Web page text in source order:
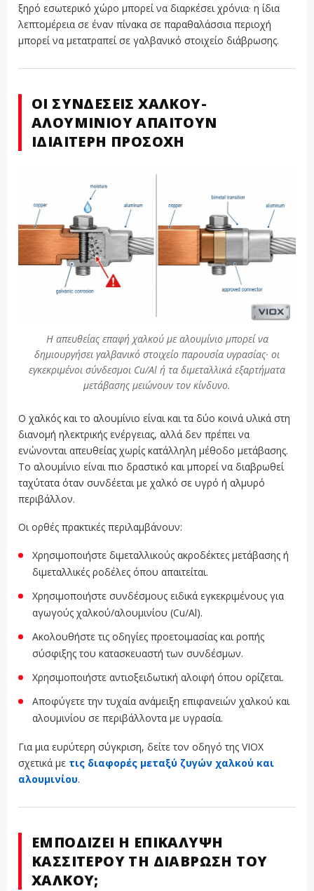
ξηρό εσωτερικό χώρο μπορεί να διαρκέσει χρόνια· η ίδια
λεπτομέρεια σε έναν πίνακα σε παραθαλάσσια περιοχή
μπορεί να μετατραπεί σε γαλβανικό στοιχείο διάβρωσης.
ΟΙ ΣΥΝΔΈΣΕΙΣ ΧΑΛΚΟΎ-
ΑΛΟΥΜΙΝΊΟΥ ΑΠΑΙΤΟΎΝ
ΙΔΙΑΊΤΕΡΗ ΠΡΟΣΟΧΉ
Η απευθείας επαφή χαλκού με αλουμίνιο μπορεί να
δημιουργήσει γαλβανικό στοιχείο παρουσία υγρασίας· οι
εγκεκριμένοι σύνδεσμοι Cu/Al ή τα διμεταλλικά εξαρτήματα
μετάβασης μειώνουν τον κίνδυνο.
Ο χαλκός και το αλουμίνιο είναι και τα δύο κοινά υλικά στη
διανομή ηλεκτρικής ενέργειας, αλλά δεν πρέπει να
ενώνονται απευθείας χωρίς κατάλληλη μέθοδο μετάβασης.
Το αλουμίνιο είναι πιο δραστικό και μπορεί να διαβρωθεί
ταχύτατα όταν συνδέεται με χαλκό σε υγρό ή αλμυρό
περιβάλλον.
Οι ορθές πρακτικές περιλαμβάνουν:
Χρησιμοποιήστε διμεταλλικούς ακροδέκτες μετάβασης ή
διμεταλλικές ροδέλες όπου απαιτείται.
Χρησιμοποιήστε συνδέσμους ειδικά εγκεκριμένους για
αγωγούς χαλκού/αλουμινίου (Cu/Al).
Ακολουθήστε τις οδηγίες προετοιμασίας και ροπής
σύσφιξης του κατασκευαστή των συνδέσμων.
Χρησιμοποιήστε αντιοξειδωτική αλοιφή όπου ορίζεται.
Αποφύγετε την τυχαία ανάμειξη επιφανειών χαλκού και
αλουμινίου σε περιβάλλοντα με υγρασία.
Για μια ευρύτερη σύγκριση, δείτε τον οδηγό της VIOX
σχετικά με τις διαφορές μεταξύ ζυγών χαλκού και
αλουμινίου.
ΕΜΠΟΔΊΖΕΙ Η ΕΠΙΚΆΛΥΨΗ
ΚΑΣΣΙΤΈΡΟΥ ΤΗ ΔΙΆΒΡΩΣΗ ΤΟΥ
ΧΑΛΚΟΎ;